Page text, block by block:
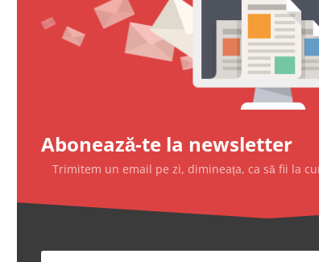
Abonează-te la newsletter
Trimitem un email pe zi, dimineața, ca să fii la